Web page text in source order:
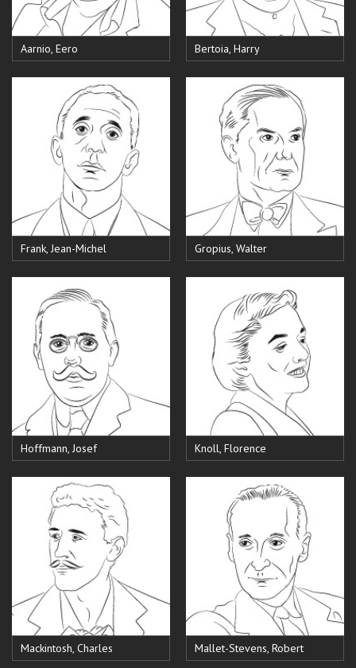
Aarnio, Eero Bertoia, Harry
Frank, Jean-Michel Gropius, Walter
Hoffmann, Josef Knoll, Florence
Mackintosh, Charles Mallet-Stevens, Robert